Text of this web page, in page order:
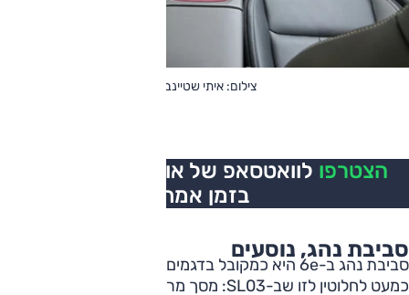
צילום: איתי שטיינברג
הצטרפו לוואטסאפ של אוטו, כל העדכונים
בזמן אמת
סביבת נהג, נוסעים
סביבת נהג ב-6e היא כמקובל בדגמים המגיעים מסין, וזהה